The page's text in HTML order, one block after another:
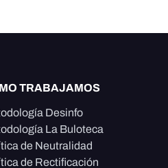
TRABAJAMOS
Desinfo
La Buloteca
de Neutralidad
de Rectificación